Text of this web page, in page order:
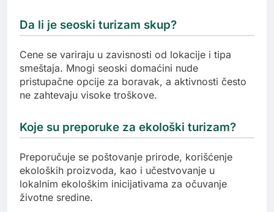
Da li je seoski turizam skup?
Cene se variraju u zavisnosti od lokacije i tipa
smeštaja. Mnogi seoski domaćini nude
pristupačne opcije za boravak, a aktivnosti često
ne zahtevaju visoke troškove.
Koje su preporuke za ekološki turizam?
Preporučuje se poštovanje prirode, korišćenje
ekoloških proizvoda, kao i učestvovanje u
lokalnim ekološkim inicijativama za očuvanje
životne sredine.